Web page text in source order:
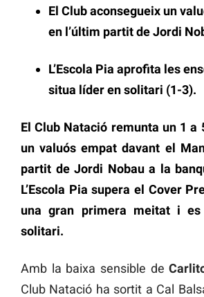
El Club aconsegueix un
en l’últim partit de Jordi
L’Escola Pia aprofita les
situa líder en solitari (1-3).
El Club Natació remunta un 1 a
un valuós empat davant el
partit de Jordi Nobau a la
L’Escola Pia supera el Cover
una gran primera meitat i
solitari.
Amb la baixa sensible de
Club Natació ha sortit a Cal